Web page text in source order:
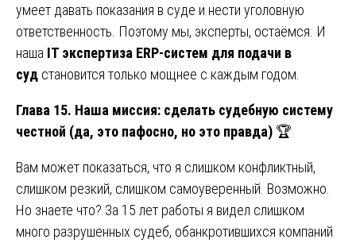
умеет давать показания в суде и нести уголовную
ответственность. Поэтому мы, эксперты, остаёмся. И
наша IT экспертиза ERP-систем для подачи в
суд становится только мощнее с каждым годом.
Глава 15. Наша миссия: сделать судебную систему
честной (да, это пафосно, но это правда) 🏆
Вам может показаться, что я слишком конфликтный,
слишком резкий, слишком самоуверенный. Возможно.
Но знаете что? За 15 лет работы я видел слишком
много разрушенных судеб, обанкротившихся компаний